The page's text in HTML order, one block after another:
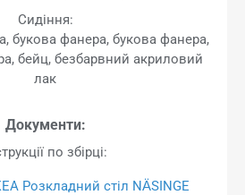
Сидіння:
букова фанера, букова фанера,
бейц, безбарвний акриловий
лак
Документи:
по збірці:
Розкладний стіл NÄSINGE